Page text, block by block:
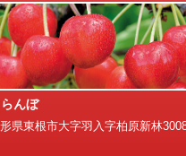
んぼ
県東根市大字羽入字柏原新林